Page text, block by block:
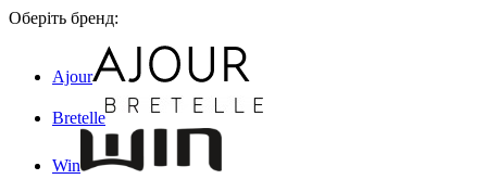
Оберіть бренд:
Ajour
Bretelle
Win